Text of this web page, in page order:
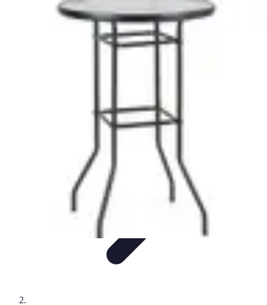
Connexion Rapide
Astuces et ConseilsOptimisationOptimisation de
Applications